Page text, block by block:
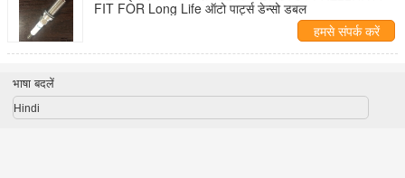
FIT FOR Long Life ऑटो पार्ट्स डेन्सो डबल
हमसे संपर्क करें
भाषा बदलें
Hindi